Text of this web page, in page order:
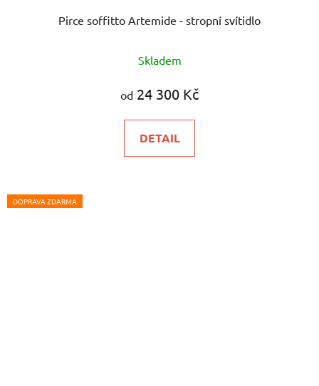
Pirce soffitto Artemide - stropní svítidlo
Skladem
od 24 300 Kč
DETAIL
DOPRAVA ZDARMA